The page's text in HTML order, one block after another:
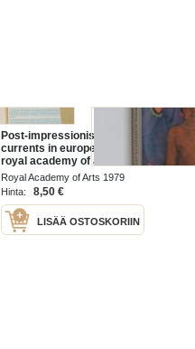
Post-impressionism : cross-
currents in european painting :
royal academy of arts, London, 17
november 1979-16 march 1980
Royal Academy of Arts 1979
Hinta:
8,50 €
LISÄÄ OSTOSKORIIN